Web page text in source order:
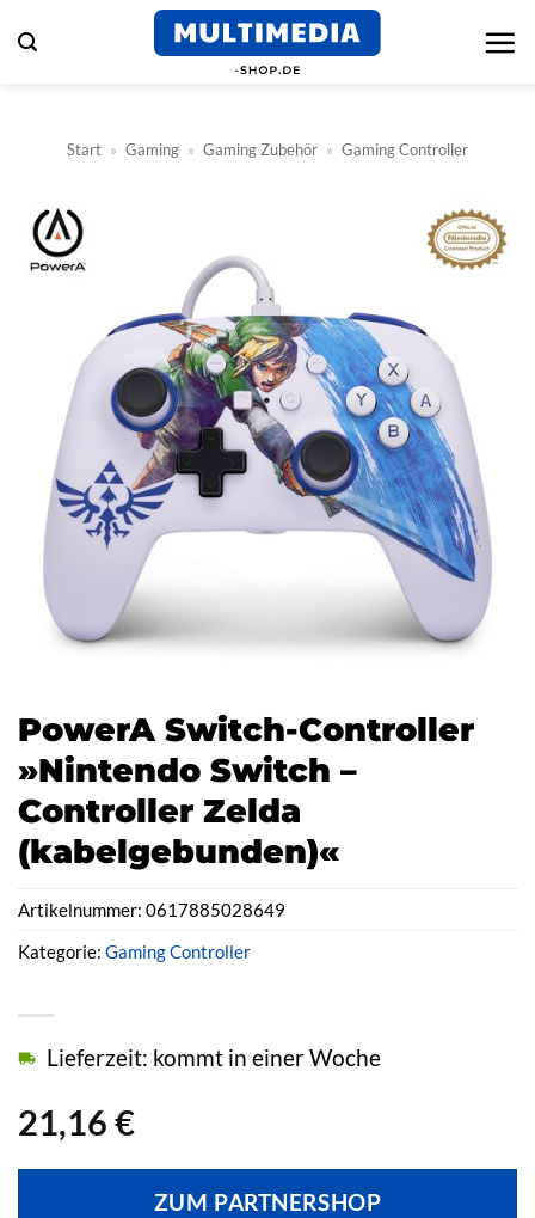
Inhalt
Start » Gaming » Gaming Zubehör » Gaming Controller
PowerA Switch-Controller
»Nintendo Switch –
Controller Zelda
(kabelgebunden)«
21,16 €
Lieferzeit: kommt in einer Woche
ZUM PARTNERSHOP
Artikelnummer: 0617885028649
Kategorie: Gaming Controller